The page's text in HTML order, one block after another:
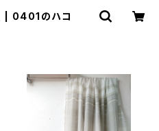
0401のハコ